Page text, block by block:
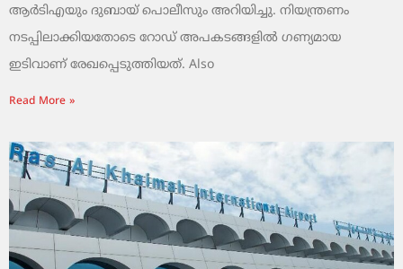
ആർടിഎയും ദുബായ് പൊലീസും അറിയിച്ചു. നിയന്ത്രണം
നടപ്പിലാക്കിയതോടെ റോഡ് അപകടങ്ങളിൽ ഗണ്യമായ
ഇടിവാണ് രേഖപ്പെടുത്തിയത്. Also
Read More »